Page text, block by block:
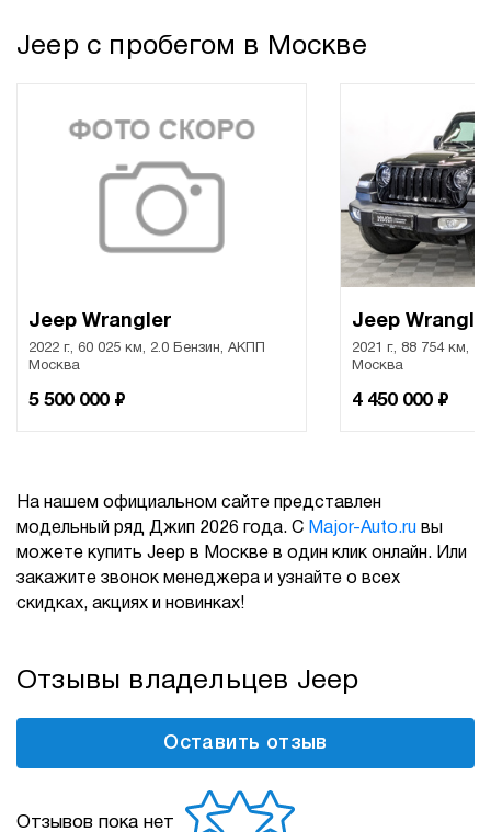
Jeep с пробегом в Москве
Jeep Wrangler
2022 г., 60 025 км, 2.0 Бензин, АКПП
Москва
5 500 000 ₽
Jeep
2021 г., 88 754 км,
Москва
4 450 000 ₽
На нашем официальном сайте представлен
модельный ряд Джип 2026 года. С Major-Auto.ru вы
можете купить Jeep в Москве в один клик онлайн. Или
закажите звонок менеджера и узнайте о всех
скидках, акциях и новинках!
Отзывы владельцев Jeep
Оставить отзыв
Отзывов пока нет